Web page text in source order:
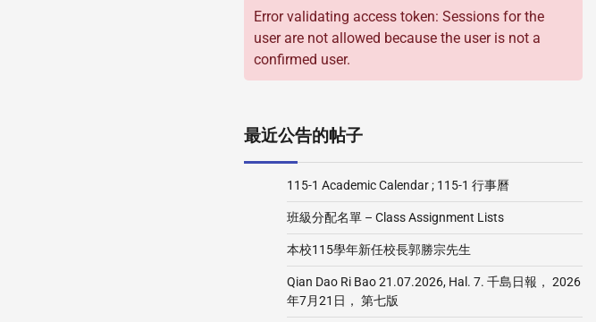
Error validating access token: Sessions for the
user are not allowed because the user is not a
confirmed user.
最近公告的帖子
115-1 Academic Calendar ; 115-1 行事曆
班級分配名單 – Class Assignment Lists
本校115學年新任校長郭勝宗先生
Qian Dao Ri Bao 21.07.2026, Hal. 7. 千島日報， 2026
年7月21日， 第七版